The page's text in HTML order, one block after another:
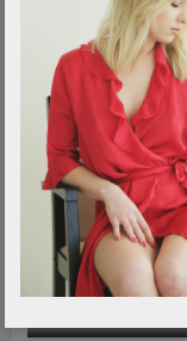
admin
Erotika
Újabb
komoly
ügyvédje
admin